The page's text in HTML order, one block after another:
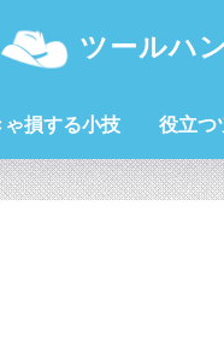
ツールハ
ゃ損する小技 役立つ